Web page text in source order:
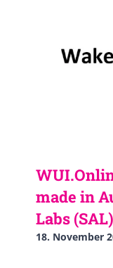
made in
Labs
18. November